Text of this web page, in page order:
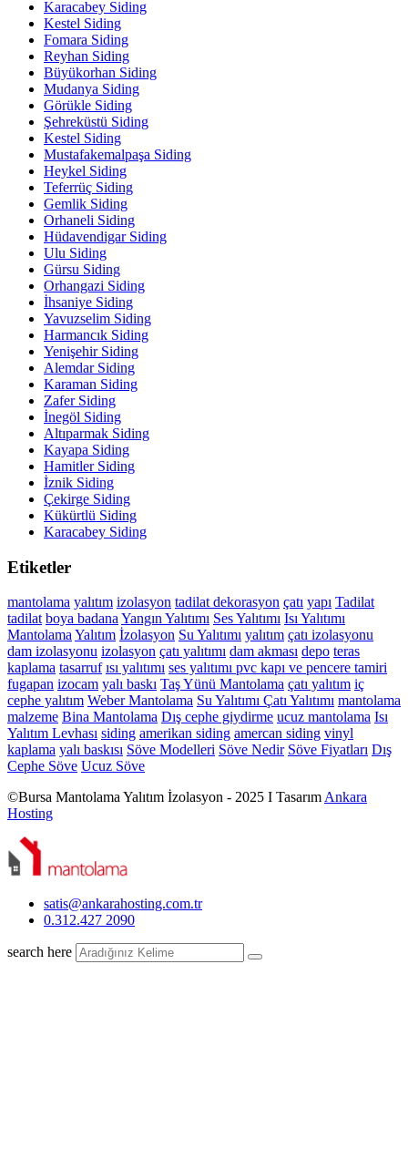
Karacabey Siding
Kestel Siding
Fomara Siding
Reyhan Siding
Büyükorhan Siding
Mudanya Siding
Görükle Siding
Şehreküstü Siding
Kestel Siding
Mustafakemalpaşa Siding
Heykel Siding
Teferrüç Siding
Gemlik Siding
Orhaneli Siding
Hüdavendigar Siding
Ulu Siding
Gürsu Siding
Orhangazi Siding
İhsaniye Siding
Yavuzselim Siding
Harmancık Siding
Yenişehir Siding
Alemdar Siding
Karaman Siding
Zafer Siding
İnegöl Siding
Altıparmak Siding
Kayapa Siding
Hamitler Siding
İznik Siding
Çekirge Siding
Kükürtlü Siding
Karacabey Siding
Etiketler
mantolama yalıtım izolasyon tadilatdekorasyon çatı yapı Tadilat
tadilat boya badanaYangın Yalıtımı Ses Yalıtımı Isı Yalıtımı
MantolamaYalıtım İzolasyon Su Yalıtımı yalıtım çatı izolasyonu
dam izolasyonu izolasyon çatı yalıtımı dam akması depo teras
kaplama tasarruf ısı yalıtımı ses yalıtımı pvc kapı ve pencere tamiri
fugapan izocam yalı baskı Taş Yünü Mantolama çatı yalıtım iç
cephe yalıtım Weber Mantolama Su Yalıtımı Çatı Yalıtımı mantolama
malzeme Bina Mantolama Dış cephe giydirme ucuz mantolama Isı
Yalıtım Levhası siding amerikan siding amercan siding vinyl
kaplama yalı baskısı Söve Modelleri Söve Nedir Söve Fiyatları Dış
Cephe Söve Ucuz Söve
©Bursa Mantolama Yalıtım İzolasyon - 2025 I TasarımAnkara
Hosting
satis@ankarahosting.com.tr
0.312.427 2090
search here